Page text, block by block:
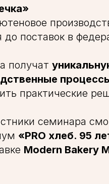
до поставок в
получат
практические
семинара
«PRO хлеб. 95
Modern Bakery